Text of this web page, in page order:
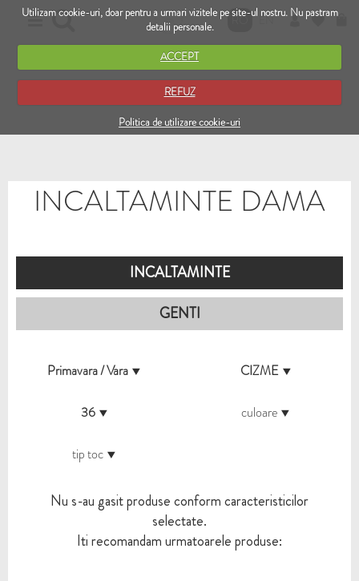
Utilizam cookie-uri, doar pentru a urmari vizitele pe site-ul nostru. Nu pastram
detalii personale.
ACCEPT
REFUZ
Politica de utilizare cookie-uri
RO EN
INCALTAMINTE DAMA
INCALTAMINTE
GENTI
Primavara / Vara CIZME
36 culoare
tip toc
Nu s-au gasit produse conform caracteristicilor
selectate.
Iti recomandam urmatoarele produse: